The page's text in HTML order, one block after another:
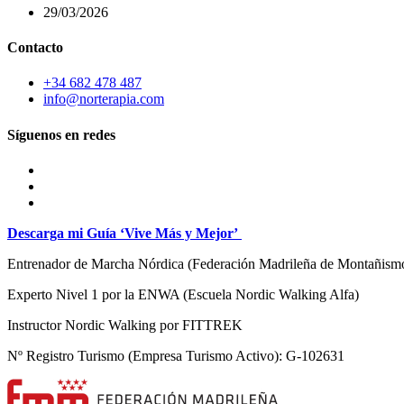
29/03/2026
Contacto
+34 682 478 487
info@norterapia.com
Síguenos en redes
Descarga mi Guía ‘Vive Más y Mejor’
Entrenador de Marcha Nórdica (Federación Madrileña de
Experto Nivel 1 por la ENWA (Escuela Nordic Walking Alfa)
Instructor Nordic Walking por FITTREK
Nº Registro Turismo (Empresa Turismo Activo): G-102631